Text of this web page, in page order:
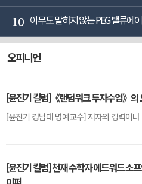
10 아무도 말하지 않는 PEG 밸류에
오피니언
[윤진기 칼럼]《랜덤워크 투자수업》의
[윤진기 칼럼] 천재 수학자 에드워드 소